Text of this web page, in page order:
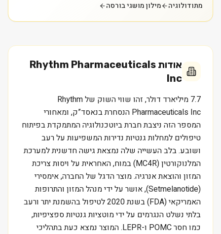
מתודולוגיה מילון מושגי בורסה
אודותRhythm Pharmaceuticals
Inc
7.7 מיליארד דולר, זהו שווי השוק של Rhythm
Pharmaceuticals Inc הנסחרת בנאסד”ק, ומאחורי
המספר הזה ניצבת חברת ביוטכנולוגיה המתמקדת בפיתוח
טיפולים למחלות גנטיות נדירות המשפיעות על רעב
ושובע. בלב העשייה שלה נמצאת גישה חדשנית למערכת
המלנוקורטין (MC4R) במוח, האחראית על ויסות צריכת
המזון והוצאת אנרגיה. מוצר הדגל של החברה, אימסירי
(Setmelanotide), אושר על ידי מנהל המזון והתרופות
האמריקאי (FDA) בשנת 2020 לטיפול בהשמנת יתר ורעב
בלתי נשלט הנגרמים על ידי מוטציות גנטיות ספציפיות,
כמו חסר POMC ו-LEPR. המוצר נמצא כעת בתהליכי